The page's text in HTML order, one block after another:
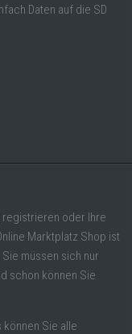
Daten auf die SD
oder Ihre
Marktplatz Shop ist
müssen sich nur
schon können Sie
können Sie alle